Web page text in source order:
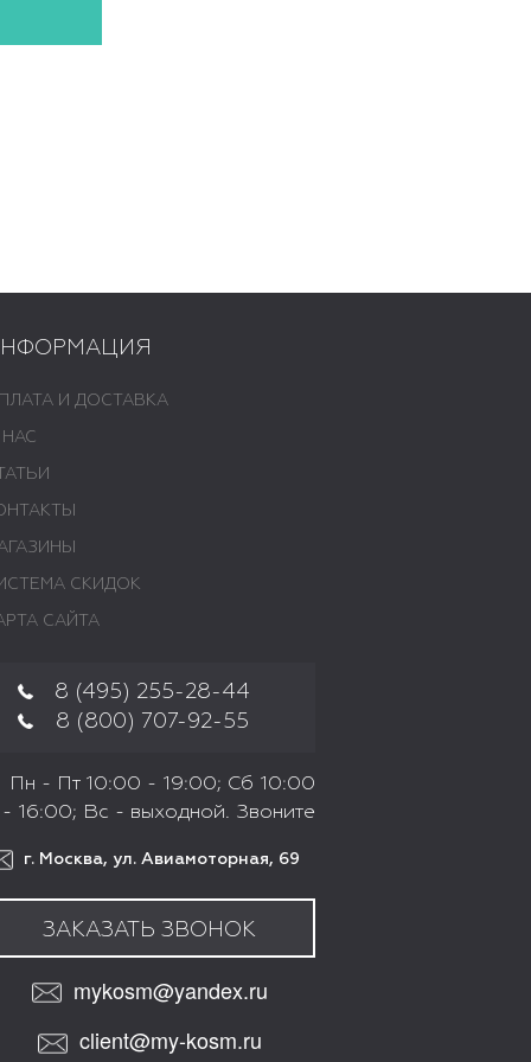
И ДОСТАВКА
СКИДОК
САЙТА
8 (495) 255-28-44
8 (800) 707-92-55
Пн - Пт 10:00 - 19:00; Сб 10:00
- 16:00; Вс - выходной. Звоните
г. Москва, ул. Авиамоторная, 69
ЗАКАЗАТЬ ЗВОНОК
mykosm@yandex.ru
client@my-kosm.ru